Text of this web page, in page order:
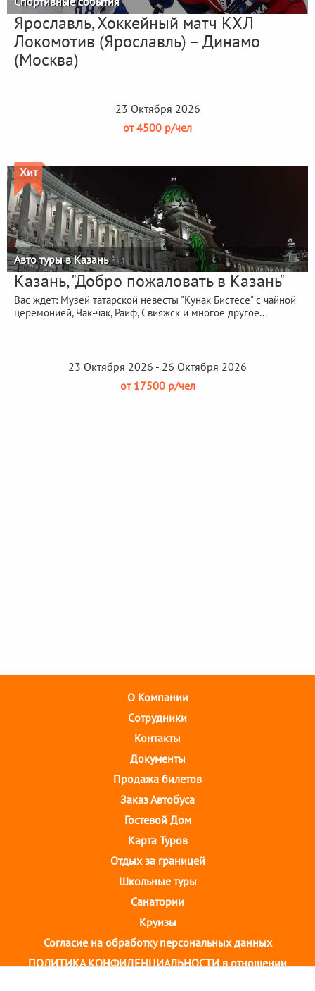
Ярославль, Хоккейный матч КХЛ
Локомотив (Ярославль) – Динамо
(Москва)
23 Октября 2026
от 4500 р/чел
Хит
Авто туры в Казань
Казань, "Добро пожаловать в Казань"
Вас ждет: Музей татарской невесты "Кунак Бистесе" с чайной
церемонией, Чак-чак, Раиф, Свияжск и многое другое...
23 Октября 2026 - 26 Октября 2026
от 17500 р/чел
О Компании
Cотрудники
Контакты
Документы
Продажа билетов
Заказ Автобуса
Гостевой Дом
Карта Туров
Отдых за границей
Школьные туры
Санатории
Круизы
Согласие на обработку персональных данных
ПОЛИТИКА КОНФИДЕНЦИАЛЬНОСТИ в отношении